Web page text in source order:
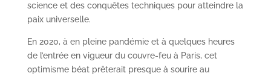
science et des conquêtes techniques pour atteindre la
paix universelle.
En 2020, à en pleine pandémie et à quelques heures
de l’entrée en vigueur du couvre-feu à Paris, cet
optimisme béat prêterait presque à sourire au